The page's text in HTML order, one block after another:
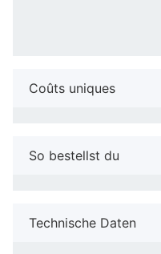
Coûts uniques
So bestellst du
Technische Daten